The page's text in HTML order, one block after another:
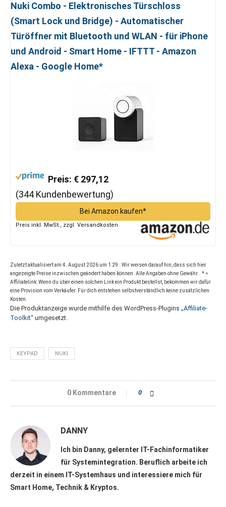
Nuki Combo - Elektronisches Türschloss
(Smart Lock und Bridge) - Automatischer
Türöffner mit Bluetooth und WLAN - für iPhone
und Android - Smart Home - IFTTT - Amazon
Alexa - Google Home*
Preis: € 297,12
(344 Kundenbewertung)
Bei Amazon kaufen*
Preis inkl. MwSt., zzgl. Versandkosten
Zuletzt aktualisiert am 4. August 2026 um 1:29 . Wir weisen darauf hin, dass sich hier
angezeigte Preise inzwischen geändert haben können. Alle Angaben ohne Gewähr. * =
Affiliatelink: Wenn du über einen solchen Link ein Produkt bestellst, bekommen wir dafür
eine Provision vom Verkäufer. Für dich entstehen selbstverständlich keine zusätzlichen
Kosten.
Die Produktanzeige wurde mithilfe des WordPress-Plugins „Affiliate-
Toolkit“ umgesetzt.
KEYPAD NUKI
0 Kommentare 0
DANNY
Ich bin Danny, gelernter IT-Fachinformatiker
für Systemintegration. Beruflich arbeite ich
derzeit in einem IT-Systemhaus und interessiere mich für
Smart Home, Technik & Kryptos.